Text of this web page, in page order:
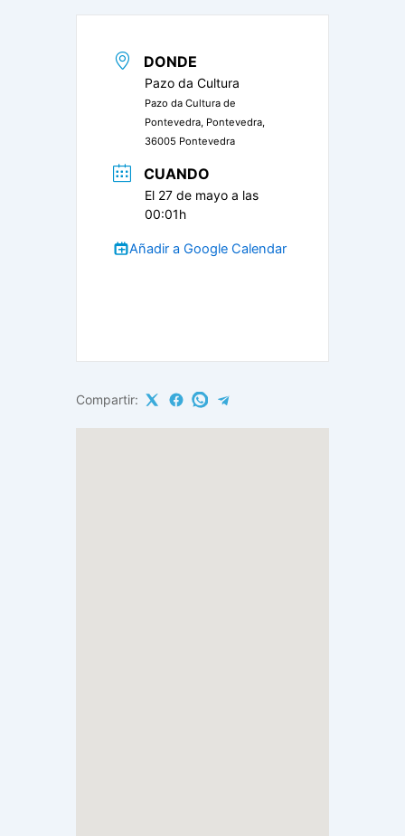
DONDE
Pazo da Cultura
Pazo da Cultura de
Pontevedra, Pontevedra,
36005 Pontevedra
CUANDO
El 27 de mayo a las
00:01h
Añadir a Google Calendar
Compartir: